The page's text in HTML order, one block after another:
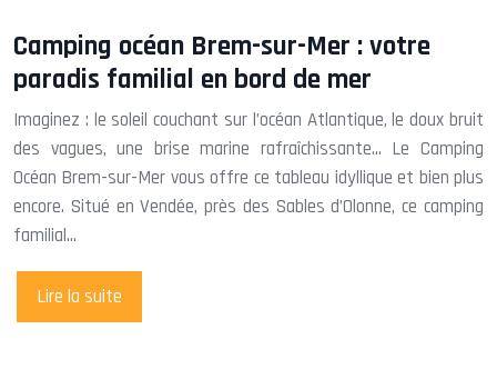
Camping océan Brem-sur-Mer : votre
paradis familial en bord de mer
Imaginez : le soleil couchant sur l’océan Atlantique, le doux bruit
des vagues, une brise marine rafraîchissante… Le Camping
Océan Brem-sur-Mer vous offre ce tableau idyllique et bien plus
encore. Situé en Vendée, près des Sables d’Olonne, ce camping
familial…
Lire la suite